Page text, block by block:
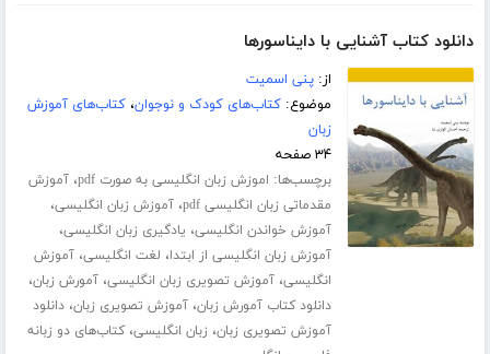
دانلود کتاب آشنایی با دایناسورها
از:پنی اسمیت
موضوع:کتاب‌های کودک و نوجوان،کتاب‌های آموزش
زبان
۳۴ صفحه
برچسب‌ها: اموزش زبان انگلیسی به صورت pdf ،آموزش
مقدماتی زبان انگلیسی pdf
،آموزش زبان انگلیسی،
آموزش خواندن انگلیسی، یادگیری زبان انگلیسی،
آموزش زبان انگلیسی از ابتدا، لغت انگلیسی،آموزش
انگلیسی،آموزش تصویری زبان انگلیسی،آمورش زبان،
دانلود کتاب آمورش زبان،آموزش تصویری زبان،دانلود
آموزش تصویری زبان، زبان انگلیسی،کتاب‌های دو زبانه